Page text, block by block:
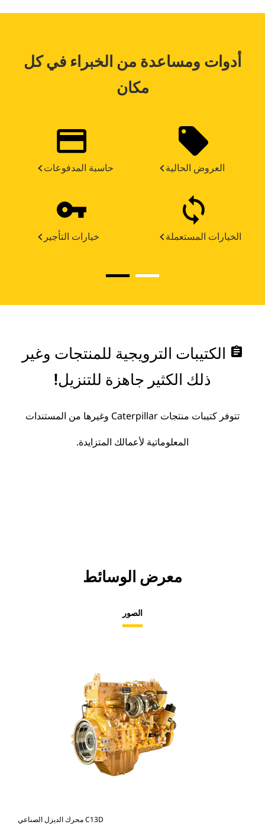
أدوات ومساعدة من الخبراء في كل
مكان
حاسبة المدفوعات العروض الحالية
خيارات التأجير الخيارات المستعملة
assignment الكتيبات الترويجية للمنتجات وغير
ذلك الكثير جاهزة للتنزيل!
تتوفر كتيبات منتجات Caterpillar وغيرها من المستندات
المعلوماتية لأعمالك المتزايدة.
معرض الوسائط
الصور
محرك الديزل الصناعي C13D